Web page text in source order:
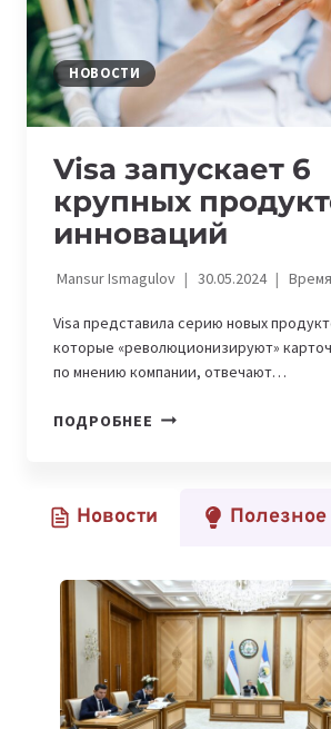
НОВОСТИ
Visa запускает 6
крупных
инноваций
Mansur Ismagulov 30.05.2024
Visa представила серию новых
которые «революционизируют»
по мнению компании, отвечают…
ПОДРОБНЕЕ VISA
ПРОДУКТОВЫХ
Новости Полезное